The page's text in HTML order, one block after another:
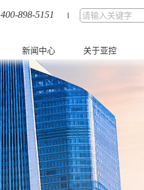
400-898-5151
新闻中心 关于亚控
公司动态
工控安全
校企合作
党建工作
论文专区
公司简介
服务体系
企业文化
发展历程
联系亚控